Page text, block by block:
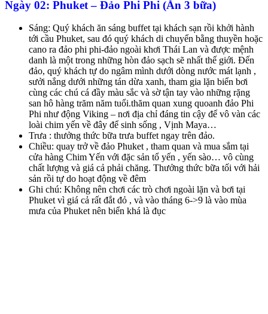
Ngày 02: Phuket – Đảo Phi Phi (Ăn 3 bữa)
Sáng: Quý khách ăn sáng buffet tại khách sạn rồi khởi hành
tới cầu Phuket, sau đó quý khách di chuyển bằng thuyền hoặc
cano ra đảo phi phi-đảo ngoài khơi Thái Lan và được mệnh
danh là một trong những hòn đảo sạch sẽ nhất thế giới. Đến
đảo, quý khách tự do ngâm mình dưới dòng nước mát lạnh ,
sưởi nắng dưới những tán dừa xanh, tham gia lặn biển bơi
cùng các chú cá đầy màu sắc và sờ tận tay vào những rặng
san hô hàng trăm năm tuổi.thăm quan xung quoanh đảo Phi
Phi như động Viking – nơi địa chỉ đáng tin cậy để vô vàn các
loài chim yến về đây để sinh sống , Vịnh Maya…
Trưa : thưởng thức bữa trưa buffet ngay trên đảo.
Chiều: quay trở về đảo Phuket , tham quan và mua sắm tại
cửa hàng Chim Yến với đặc sản tổ yến , yến sào… vô cùng
chất lượng và giá cả phải chăng. Thưởng thức bữa tối với hải
sản rồi tự do hoạt động về đêm
Ghi chú: Không nên chơi các trò chơi ngoài lặn và bơi tại
Phuket vì giá cả rất đắt đỏ , và vào tháng 6->9 là vào mùa
mưa của Phuket nên biển khá là đục